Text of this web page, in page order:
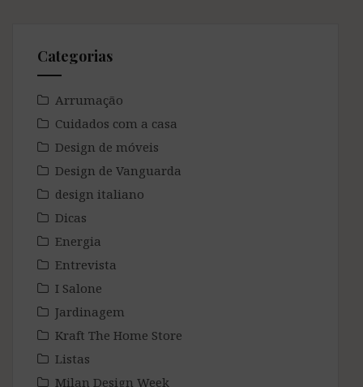
Categorias
Arrumação
Cuidados com a casa
Design de móveis
Design de Vanguarda
design italiano
Dicas
Energia
Entrevista
I Salone
Jardinagem
Kraft The Home Store
Listas
Milan Design Week